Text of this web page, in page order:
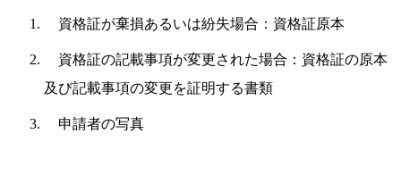
資格証が棄損あるいは紛失場合：資格証原本
資格証の記載事項が変更された場合：資格証の原本
及び記載事項の変更を証明する書類
申請者の写真